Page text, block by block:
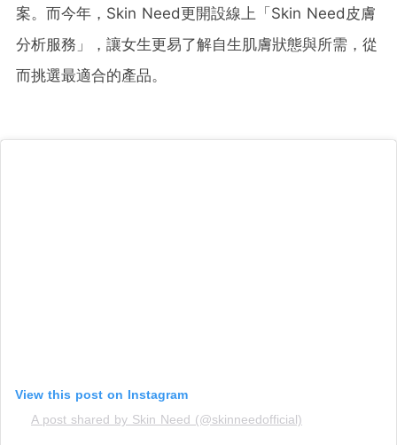
案。而今年，Skin Need更開設線上「Skin Need皮膚
分析服務」，讓女生更易了解自生肌膚狀態與所需，從
而挑選最適合的產品。
View this post on Instagram
A post shared by Skin Need (@skinneedofficial)